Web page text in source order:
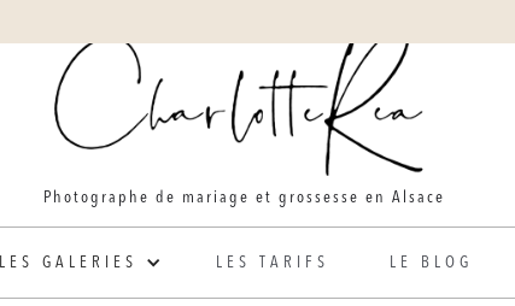
Photographe de mariage et grossesse en Alsace
LES GALERIES LES TARIFS LE BLOG